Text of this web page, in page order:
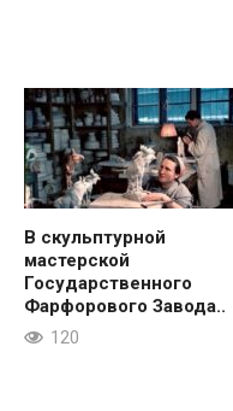
В скульптурной
мастерской
Государственного
Фарфорового Завода..
120